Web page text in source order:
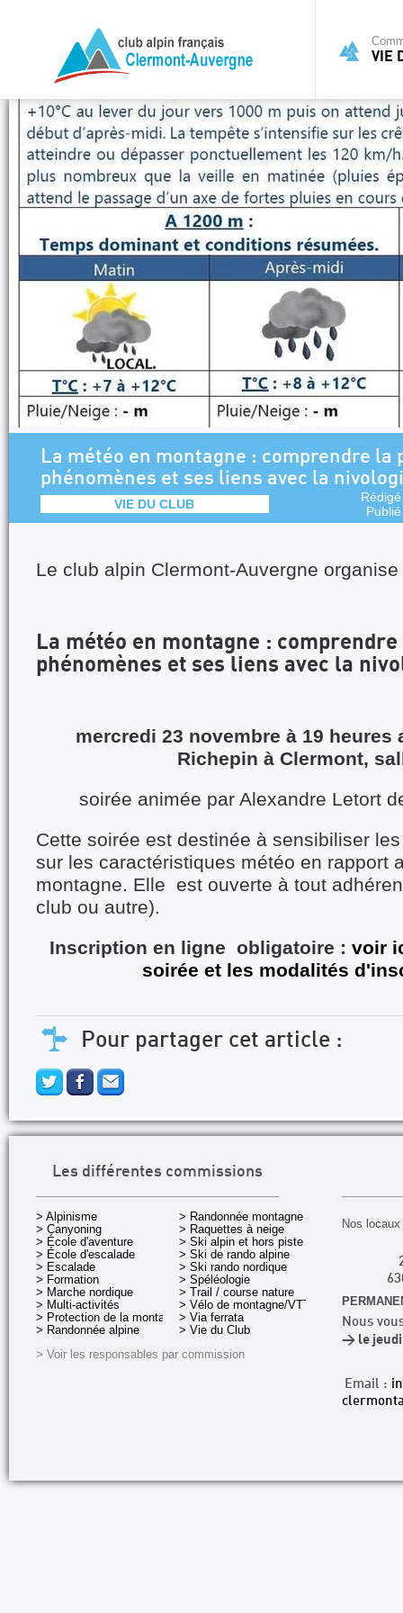
VIE
La météo en montagne : comprendre la
phénomènes et ses liens avec la
VIE DU CLUB
Le club alpin Clermont-Auvergne
La météo en montagne :
phénomènes et ses liens avec la
mercredi 23 novembre à 19 heures
Richepin à Clermont,
soirée animée par Alexandre Letort
Cette soirée est destinée à sensibiliser
sur les caractéristiques météo en rapport
montagne. Elle est ouverte à tout
club ou autre).
Inscription en ligne obligatoire : voir
soirée et les modalités
Pour partager cet article :
Les différentes commissions
> Alpinisme
> Canyoning
> École d'aventure
> École d'escalade
> Escalade
> Formation
> Marche nordique
> Multi-activités
> Protection de la montagne
> Randonnée alpine
> Randonnée montagne
> Raquettes à neige
> Ski alpin et hors piste
> Ski de rando alpine
> Ski rando nordique
> Spéléologie
> Trail / course nature
> Vélo de montagne/VTT
> Via ferrata
> Vie du Club
> Voir les responsables par commission
Nos
Nous
> le jeudi
Email :